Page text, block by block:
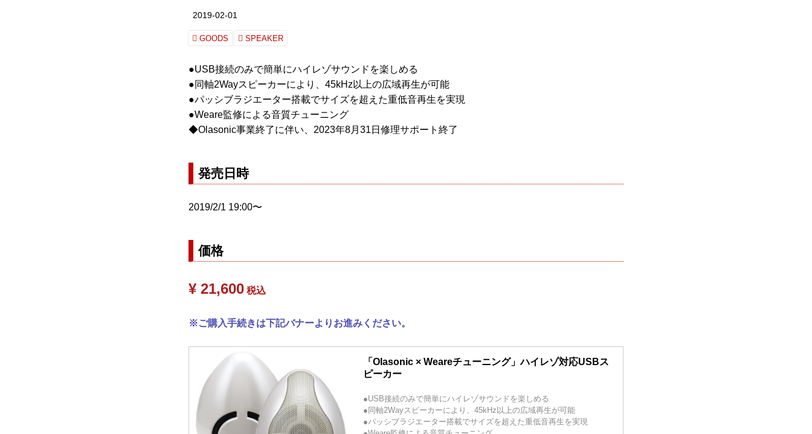
2019-02-01
GOODS SPEAKER
●USB接続のみで簡単にハイレゾサウンドを楽しめる
●同軸2Wayスピーカーにより、45kHz以上の広域再生が可能
●パッシブラジエーター搭載でサイズを超えた重低音再生を実現
●Weare監修による音質チューニング
◆Olasonic事業終了に伴い、2023年8月31日修理サポート終了
発売日時
2019/2/1 19:00〜
価格
¥ 21,600 税込
※ご購入手続きは下記バナーよりお進みください。
「Olasonic × Weareチューニング」ハイレゾ対応USBス
ピーカー
●USB接続のみで簡単にハイレゾサウンドを楽しめる
●同軸2Wayスピーカーにより、45kHz以上の広域再生が可能
●パッシブラジエーター搭載でサイズを超えた重低音再生を実現